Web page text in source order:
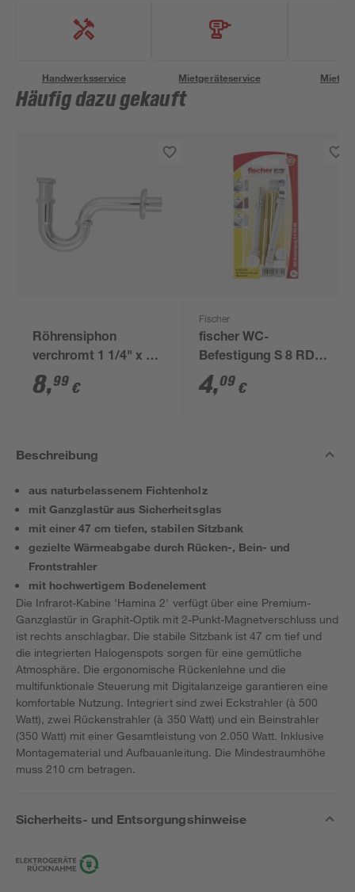
Handwerksservice Mietgeräteservice
Häufig dazu gekauft
Röhrensiphon
verchromt 1 1/4" x 32
mm
8,99 €
Fischer
fischer WC-
Befestigung S 8 RD
80 2 Stück
4,09 €
Beschreibung
aus naturbelassenem Fichtenholz
mit Ganzglastür aus Sicherheitsglas
mit einer 47 cm tiefen, stabilen Sitzbank
gezielte Wärmeabgabe durch Rücken-, Bein- und
Frontstrahler
mit hochwertigem Bodenelement
Die Infrarot-Kabine 'Hamina 2' verfügt über eine Premium-
Ganzglastür in Graphit-Optik mit 2-Punkt-Magnetverschluss und
ist rechts anschlagbar. Die stabile Sitzbank ist 47 cm tief und
die integrierten Halogenspots sorgen für eine gemütliche
Atmosphäre. Die ergonomische Rückenlehne und die
multifunktionale Steuerung mit Digitalanzeige garantieren eine
komfortable Nutzung. Integriert sind zwei Eckstrahler (à 500
Watt), zwei Rückenstrahler (à 350 Watt) und ein Beinstrahler
(350 Watt) mit einer Gesamtleistung von 2.050 Watt. Inklusive
Montagematerial und Aufbauanleitung. Die Mindestraumhöhe
muss 210 cm betragen.
Sicherheits- und Entsorgungshinweise